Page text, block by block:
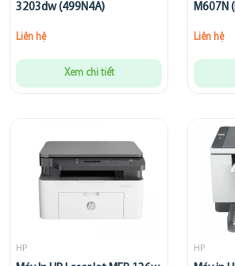
3203dw (499N4A)
Liên hệ
Xem chi tiết
M607N
Liên hệ
HP HP